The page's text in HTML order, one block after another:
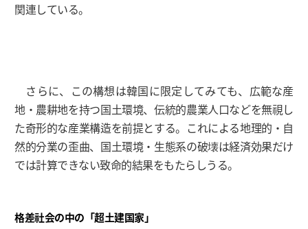
関連している。
さらに、この構想は韓国に限定してみても、広範な産
地・農耕地を持つ国土環境、伝統的農業人口などを無視し
た奇形的な産業構造を前提とする。これによる地理的・自
然的分業の歪曲、国土環境・生態系の破壊は経済効果だけ
では計算できない致命的結果をもたらしうる。
格差社会の中の「超土建国家」